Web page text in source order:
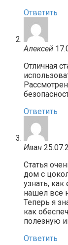
Ответить
Алексей
Отличная
Ответить
Иван
Статья
дом с
узнать,
нашел все
Теперь я
как
полезную
Ответить